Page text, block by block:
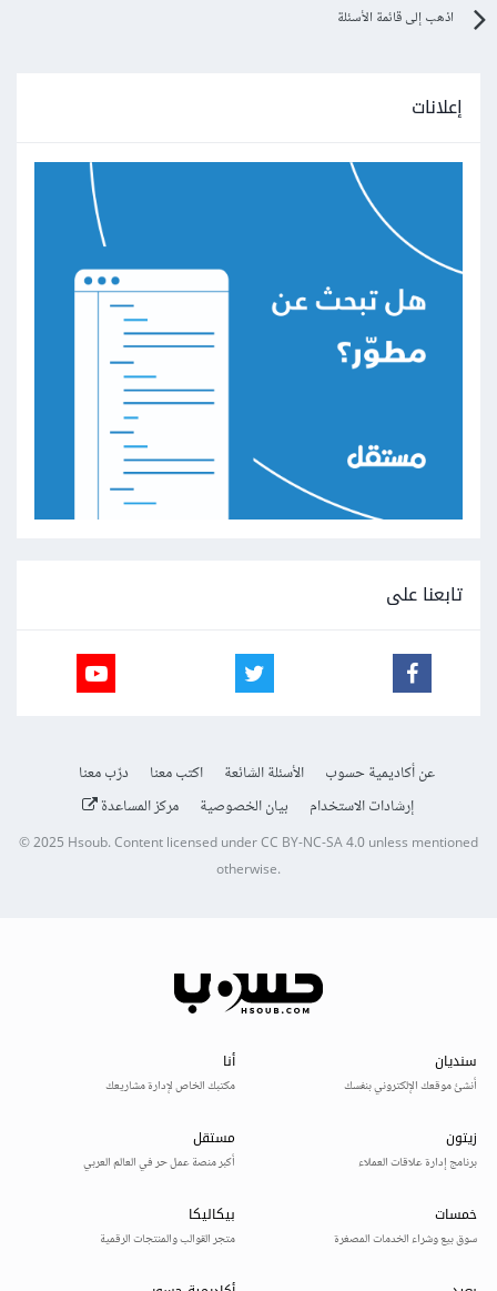
اذهب إلى قائمة الأسئلة
إعلانات
تابعنا على
عن أكاديمية حسوب الأسئلة الشائعة اكتب معنا
درّب معنا
إرشادات الاستخدام
بيان الخصوصية مركز المساعدة
© 2025Hsoub.Content licensed underCC BY-NC-SA 4.0unless mentioned
otherwise.